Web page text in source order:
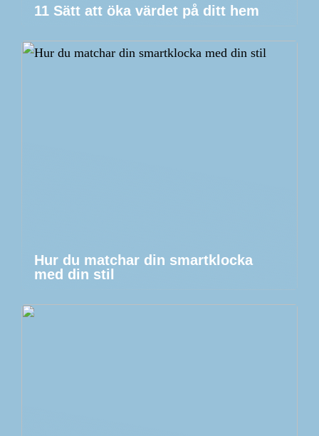
11 Sätt att öka värdet på ditt hem
Hur du matchar din smartklocka
med din stil